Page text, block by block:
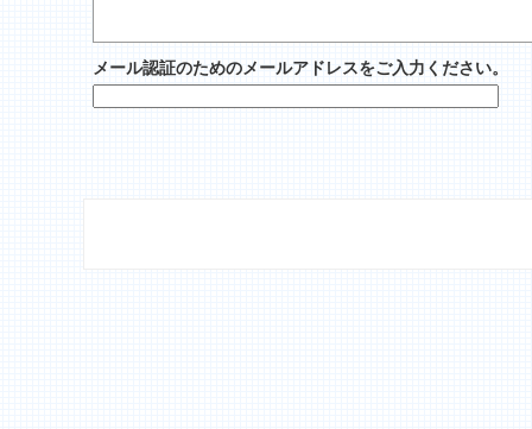
メール認証のためのメールアドレスをご入力ください。